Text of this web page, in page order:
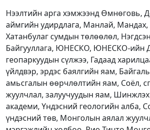
Нээлтийн арга хэмжээнд Өмнөговь,
аймгийн удирдлага, Манлай, Мандах,
Хатанбулаг сумдын төлөөлөл,
Байгууллага, ЮНЕСКО, ЮНЕСКО-ийн
геопаркуудын сүлжээ, Гадаад
үйлдвэр, эрдэс баялгийн яам,
амьсгалын өөрчлөлтийн яам, Соёл,
жуулчлал, залуучуудын яам,
академи, Үндэсний геологийн алба,
үндэсний төв, Монголын аялал